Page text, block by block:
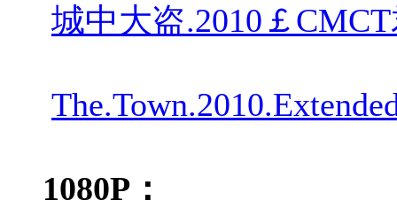
城中大盗.2010￡
1080P：